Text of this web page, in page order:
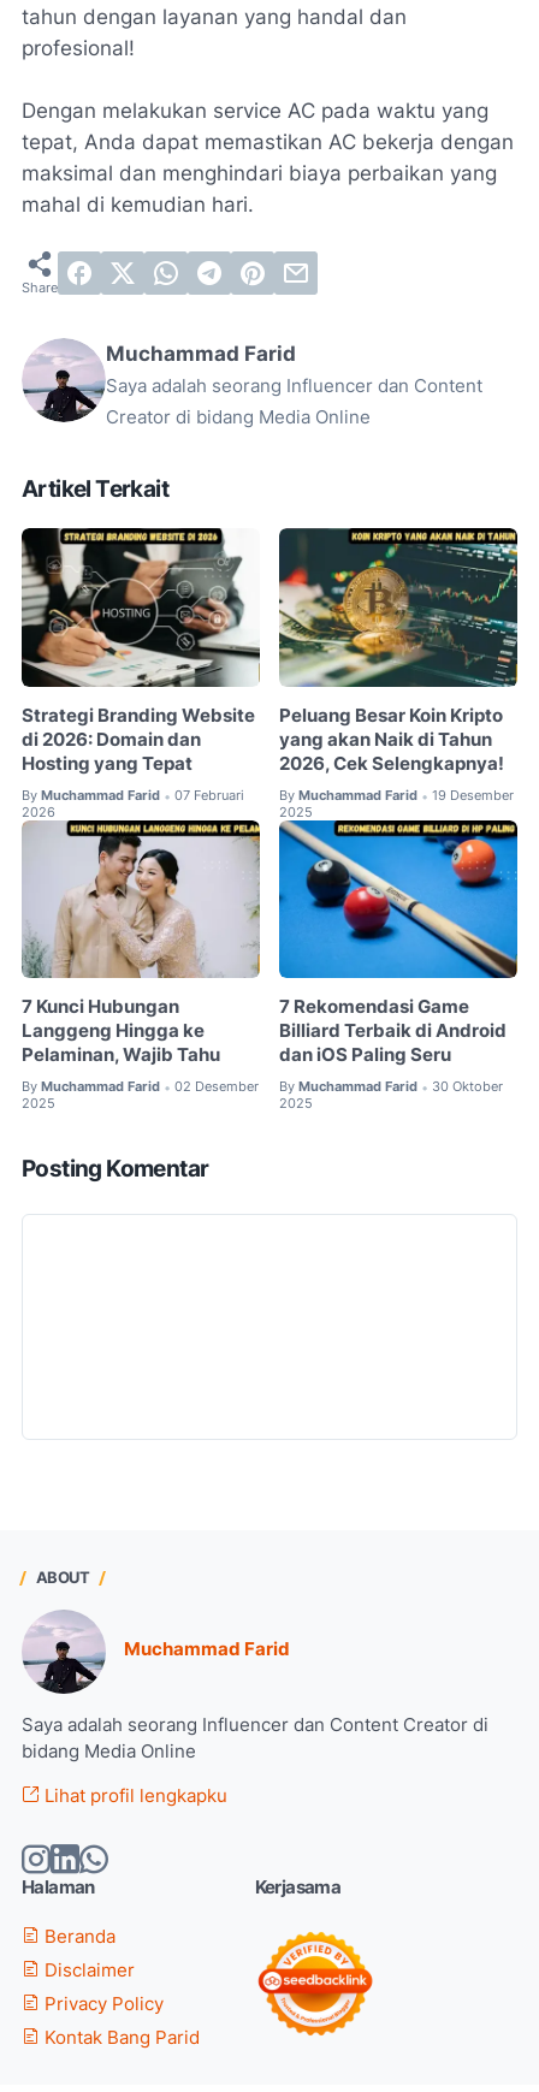
tahun dengan layanan yang handal dan
profesional!
Dengan melakukan service AC pada waktu yang
tepat, Anda dapat memastikan AC bekerja dengan
maksimal dan menghindari biaya perbaikan yang
mahal di kemudian hari.
Muchammad Farid
Saya adalah seorang Influencer dan Content
Creator di bidang Media Online
Artikel Terkait
Strategi Branding Website
di 2026: Domain dan
Hosting yang Tepat
By Muchammad Farid • 07 Februari
2026
Peluang Besar Koin Kripto
yang akan Naik di Tahun
2026, Cek Selengkapnya!
By Muchammad Farid • 19 Desember
2025
7 Kunci Hubungan
Langgeng Hingga ke
Pelaminan, Wajib Tahu
By Muchammad Farid • 02 Desember
2025
7 Rekomendasi Game
Billiard Terbaik di Android
dan iOS Paling Seru
By Muchammad Farid • 30 Oktober
2025
Posting Komentar
ABOUT
Muchammad Farid
Saya adalah seorang Influencer dan Content Creator di
bidang Media Online
Lihat profil lengkapku
Halaman
Beranda
Disclaimer
Privacy Policy
Kontak Bang Parid
Kerjasama